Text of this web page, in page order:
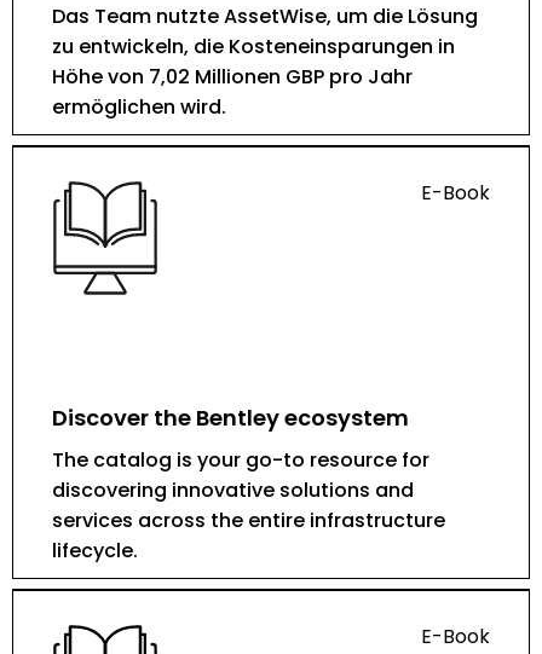
Das Team nutzte AssetWise, um die Lösung
zu entwickeln, die Kosteneinsparungen in
Höhe von 7,02 Millionen GBP pro Jahr
ermöglichen wird.
E-Book
Discover the Bentley ecosystem
The catalog is your go-to resource for
discovering innovative solutions and
services across the entire infrastructure
lifecycle.
E-Book